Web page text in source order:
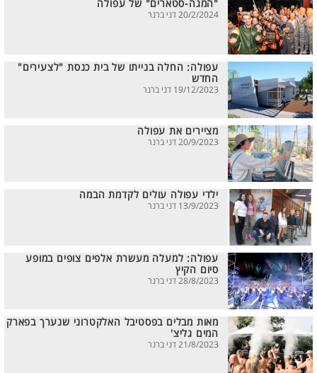
"המגה-סטארים" של עפולה
20/2/2024 דני ברנר
עפולה: החלה בנייתו של בית כנסת "לצעירים"
החדש
19/12/2023 דני ברנר
מציירים את עפולה
20/9/2023 דני ברנר
ילדי עפולה עולים לקדמת הבמה
13/9/2023 דני ברנר
עפולה: למעלה מעשרת אלפים צופים במופע
סיום הקיץ
28/8/2023 דני ברנר
מאות מבלים בפסטיבל האלקטרוני שנערך בפארק
המים גליצ'
21/8/2023 דני ברנר